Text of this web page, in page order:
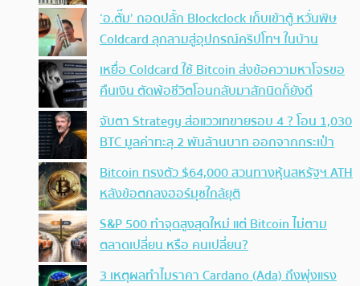
‘อ.ตั๊ม’ ถอดปลั้ก Blockclock เก็บเข้าตู้ หวั่นพิษ
Coldcard ลุกลามสู่อุปกรณ์คริปโทฯ ในบ้าน
เหยื่อ Coldcard ใช้ Bitcoin ส่งข้อความหาโจรขอ
คืนเงิน ตัดพ้อชีวิตโอนกลับมาสักนิดก็ยังดี
จับตา Strategy ส่อแววเทขายรอบ 4 ? โอน 1,030
BTC มูลค่าทะลุ 2 พันล้านบาท ออกจากกระเป๋า
Bitcoin ทรงตัว $64,000 สวนทางหุ้นสหรัฐฯ ATH
หลังข้อตกลงฮอร์มุซใกล้ยุติ
S&P 500 ทำจุดสูงสุดใหม่ แต่ Bitcoin ไม่ตาม
ตลาดเปลี่ยน หรือ คนเปลี่ยน?
3 เหตุผลทำไมราคา Cardano (Ada) ถึงพุ่งแรง